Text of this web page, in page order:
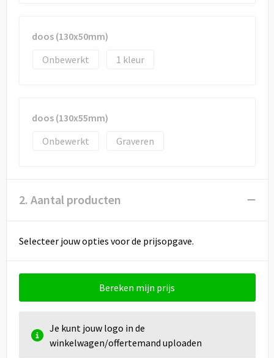
Strandtassen
Duffeltassen
doos (130x50mm)
Onbewerkt
1
doos (130x55mm)
Onbewerkt
Graveren
2. Aantal producten
Selecteer jouw opties voor de prijsopgave.
Bereken mijn prijs
Je kunt jouw logo in de
winkelwagen/offertemand uploaden